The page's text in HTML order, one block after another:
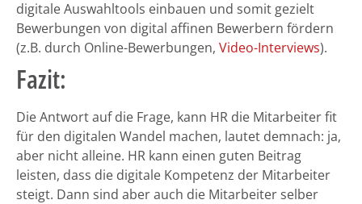
digitale Auswahltools einbauen und somit gezielt
Bewerbungen von digital affinen Bewerbern fördern
(z.B. durch Online-Bewerbungen, Video-Interviews).
Fazit:
Die Antwort auf die Frage, kann HR die Mitarbeiter fit
für den digitalen Wandel machen, lautet demnach: ja,
aber nicht alleine. HR kann einen guten Beitrag
leisten, dass die digitale Kompetenz der Mitarbeiter
steigt. Dann sind aber auch die Mitarbeiter selber